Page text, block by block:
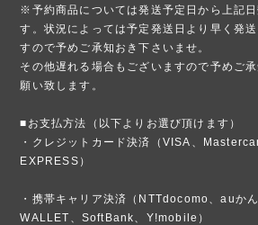
※予約商品については発送予定日から上記日
す。状況によっては予定発送日より早く発
すので予めご承知おき下さいませ。
その他遅れる場合もございますので予めご
願い致します。
■お支払方法（以下よりお選び頂けます）
・クレジットカード決済（VISA、
EXPRESS）
・携帯キャリア決済（NTTdocomo、auか
WALLET、SoftBank、Y!mobile）